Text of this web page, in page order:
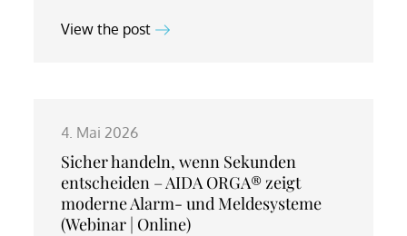
View the post
4. Mai 2026
Sicher handeln, wenn Sekunden
entscheiden – AIDA ORGA® zeigt
moderne Alarm- und Meldesysteme
(Webinar | Online)